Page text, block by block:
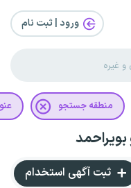
ورود | ثبت‌ نام
منطقه جستجو
ثبت آگهی استخدام